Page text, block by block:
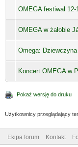
OMEGA festiwal 12-
OMEGA w żałobie
Omega: Dziewczyna
Koncert OMEGA w
Pokaż wersję do druku
Użytkownicy przeglądający
Ekipa forum Kontakt